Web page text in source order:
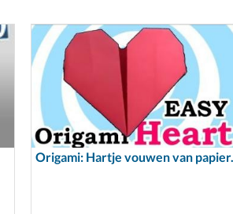
Origami: Hartje vouwen van papier.